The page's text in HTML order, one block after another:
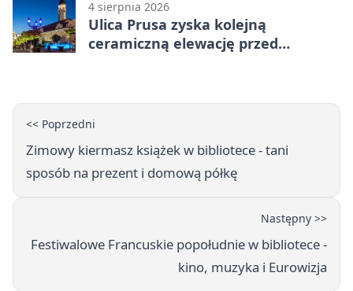
4 sierpnia 2026
Ulica Prusa zyska kolejną
ceramiczną elewację przed
<< Poprzedni
Zimowy kiermasz książek w bibliotece - tani
sposób na prezent i domową półkę
Następny >>
Festiwalowe Francuskie popołudnie w bibliotece -
kino, muzyka i Eurowizja